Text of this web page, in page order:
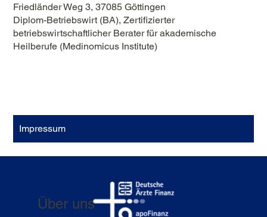
Friedländer Weg 3, 37085 Göttingen
Diplom-Betriebswirt (BA), Zertifizierter
betriebswirtschaftlicher Berater für akademische
Heilberufe (Medinomicus Institute)
Impressum
Über uns